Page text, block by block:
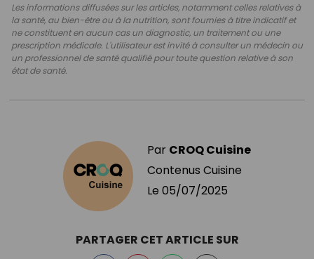
Les informations diffusées sur les articles, notamment celles relatives à
la santé, au bien-être ou à la nutrition, sont fournies à titre indicatif et
ne constituent en aucun cas un diagnostic, un traitement ou une
prescription médicale. L'utilisateur est invité à consulter un médecin ou
un professionnel de santé qualifié pour toute question relative à son
état de santé.
Par CROQ Cuisine
Contenus Cuisine
Le 05/07/2025
PARTAGER CET ARTICLE SUR